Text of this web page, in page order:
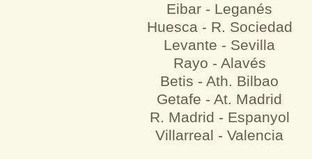
Eibar - Leganés
Huesca - R. Sociedad
Levante - Sevilla
Rayo - Alavés
Betis - Ath. Bilbao
Getafe - At. Madrid
R. Madrid - Espanyol
Villarreal - Valencia